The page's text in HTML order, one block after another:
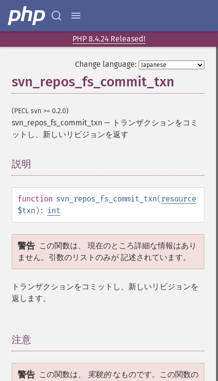
PHP 8.4.24 Released!
Change language:
svn_repos_fs_commit_txn
(PECL svn >= 0.2.0)
svn_repos_fs_commit_txn — トランザクションをコミ
ットし、新しいリビジョンを返す
説明
function svn_repos_fs_commit_txn(resource
$txn ): int
警告 この関数は、 現在のところ詳細な情報はあり
ません。引数のリストのみが 記述されています。
トランザクションをコミットし、新しいリビジョンを
返します。
注意
警告 この関数は、 実験的なものです。この関数の